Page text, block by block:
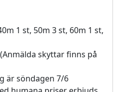
1 st, 50m 3 st, 60m 1 st,
skyttar finns på
är söndagen 7/6